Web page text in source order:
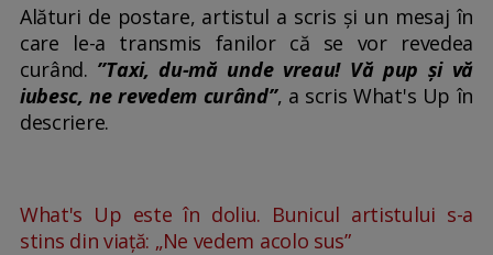
Alături de postare, artistul a scris și un mesaj în
care le-a transmis fanilor că se vor revedea
curând. ”Taxi, du-mă unde vreau! Vă pup și vă
iubesc, ne revedem curând”, a scris What's Up în
descriere.
What's Up este în doliu. Bunicul artistului s-a
stins din viață: „Ne vedem acolo sus”